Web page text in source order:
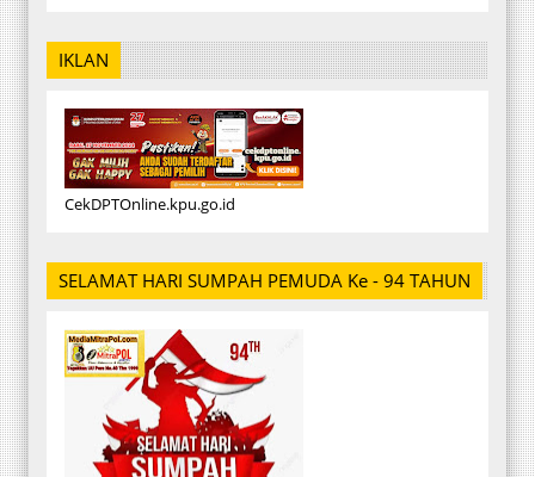
IKLAN
CekDPTOnline.kpu.go.id
SELAMAT HARI SUMPAH PEMUDA Ke - 94 TAHUN